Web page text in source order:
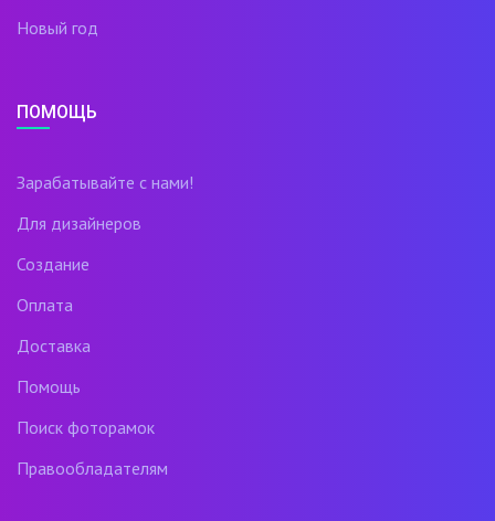
Новый год
ПОМОЩЬ
Зарабатывайте с нами!
Для дизайнеров
Создание
Оплата
Доставка
Помощь
Поиск фоторамок
Правообладателям